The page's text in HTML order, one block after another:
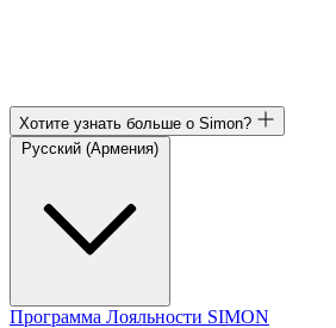
Хотите узнать больше о Simon?
Программа Лояльности SIMON